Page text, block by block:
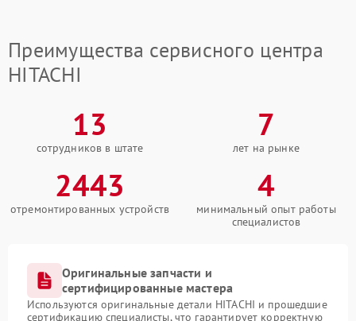
Преимущества сервисного центра
HITACHI
13
сотрудников в штате
7
лет на рынке
2443
отремонтированных устройств
4
минимальный опыт работы
специалистов
Оригинальные запчасти и
сертифицированные мастера
Используются оригинальные детали HITACHI и прошедшие
сертификацию специалисты, что гарантирует корректную